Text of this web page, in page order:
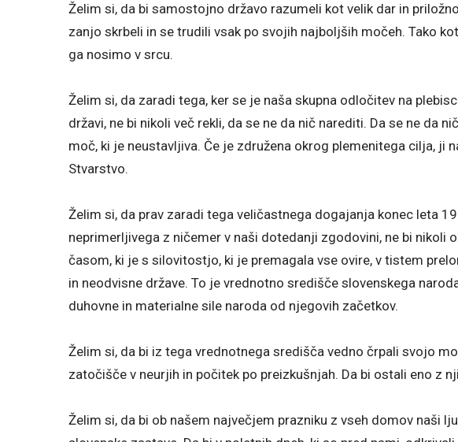
Želim si, da bi samostojno državo razumeli kot velik dar in
zanjo skrbeli in se trudili vsak po svojih najboljših močeh. Tako
ga nosimo v srcu.
Želim si, da zaradi tega, ker se je naša skupna odločitev na
državi, ne bi nikoli več rekli, da se ne da nič narediti. Da se ne da
moč, ki je neustavljiva. Če je združena okrog plemenitega cilja, ji
Stvarstvo.
Želim si, da prav zaradi tega veličastnega dogajanja konec leta
neprimerljivega z ničemer v naši dotedanji zgodovini, ne bi nikoli
časom, ki je s silovitostjo, ki je premagala vse ovire, v tistem
in neodvisne države. To je vrednotno središče slovenskega
duhovne in materialne sile naroda od njegovih začetkov.
Želim si, da bi iz tega vrednotnega središča vedno črpali svojo
zatočišče v neurjih in počitek po preizkušnjah. Da bi ostali eno z
Želim si, da bi ob našem največjem prazniku z vseh domov naši